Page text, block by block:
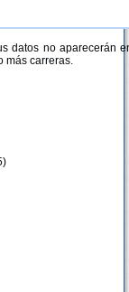
datos no aparecerán
más carreras.